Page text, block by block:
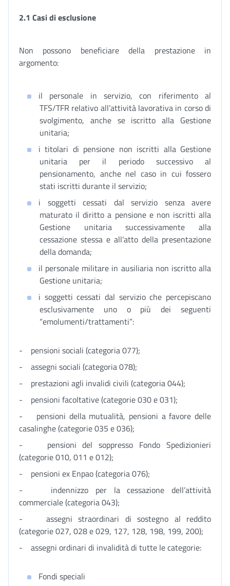
2.1 Casi di esclusione
Non possono beneficiare della prestazione in
argomento:
il personale in servizio, con riferimento al
TFS/TFR relativo all’attività lavorativa in corso di
svolgimento, anche se iscritto alla Gestione
unitaria;
i titolari di pensione non iscritti alla Gestione
unitaria per il periodo successivo al
pensionamento, anche nel caso in cui fossero
stati iscritti durante il servizio;
i soggetti cessati dal servizio senza avere
maturato il diritto a pensione e non iscritti alla
Gestione unitaria successivamente alla
cessazione stessa e all’atto della presentazione
della domanda;
il personale militare in ausiliaria non iscritto alla
Gestione unitaria;
i soggetti cessati dal servizio che percepiscano
esclusivamente uno o più dei seguenti
“emolumenti/trattamenti”:
- pensioni sociali (categoria 077);
- assegni sociali (categoria 078);
- prestazioni agli invalidi civili (categoria 044);
- pensioni facoltative (categorie 030 e 031);
- pensioni della mutualità, pensioni a favore delle
casalinghe (categorie 035 e 036);
- pensioni del soppresso Fondo Spedizionieri
(categorie 010, 011 e 012);
- pensioni ex Enpao (categoria 076);
- indennizzo per la cessazione dell’attività
commerciale (categoria 043);
- assegni straordinari di sostegno al reddito
(categorie 027, 028 e 029, 127, 128, 198, 199, 200);
- assegni ordinari di invalidità di tutte le categorie:
Fondi speciali